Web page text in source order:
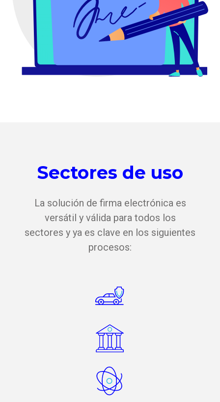
Sectores de uso
La solución de firma electrónica es
versátil y válida para todos los
sectores y ya es clave en los siguientes
procesos: